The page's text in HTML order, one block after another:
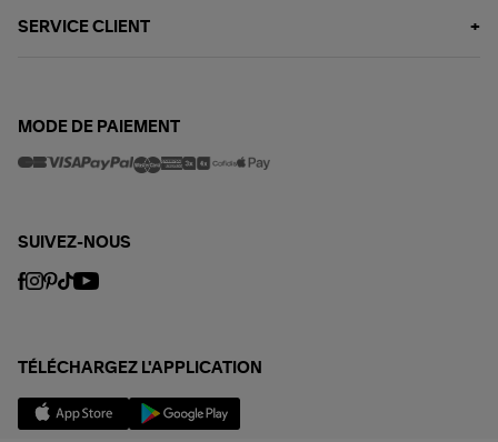
SERVICE CLIENT
MODE DE PAIEMENT
SUIVEZ-NOUS
TÉLÉCHARGEZ L'APPLICATION